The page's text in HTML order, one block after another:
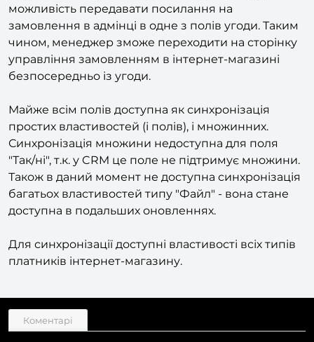
Додатковою зручністю для менеджерів буде
можливість передавати посилання на
замовлення в адмінці в одне з полів угоди. Таким
чином, менеджер зможе переходити на сторінку
управління замовленням в інтернет-магазині
Майже всім полів доступна як синхронізація
простих властивостей (і полів), і множинних.
Синхронізація множини недоступна для поля
"Так/ні", т.к. у CRM це поле не підтримує множини.
Також в даний момент не доступна синхронізація
багатьох властивостей типу "Файл" - вона стане
Для синхронізації доступні властивості всіх типів